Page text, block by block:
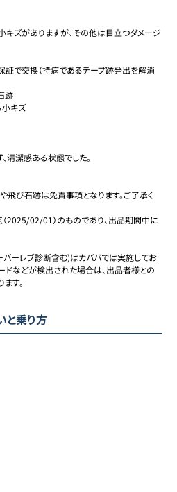
キズがありますが、その他は目立つダメージ
証で交換（持病であるテープ跡発出を解消
跡
小キズ
清潔感ある状態でした。
び石跡は免責事項となります。ご了承く
2025/02/01）のものであり、出品期間中に
ーレブ診断含む)はカババでは実施してお
ドなどが検出された場合は、出品者様との
す。
と乗り方